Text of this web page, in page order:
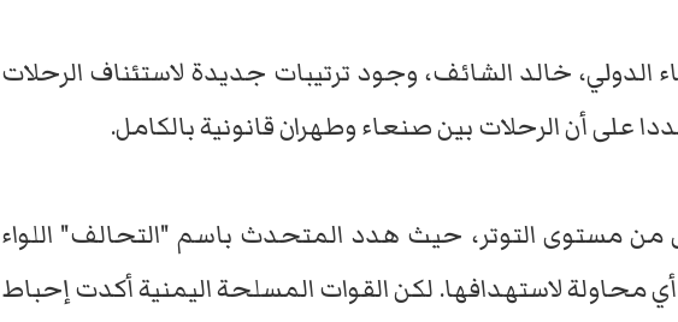
الدولي، خالد الشائف، وجود ترتيبات جديدة لاستئناف الرحلات
على أن الرحلات بين صنعاء وطهران قانونية بالكامل.
من مستوى التوتر، حيث هدد المتحدث باسم "التحالف" اللواء
أي محاولة لاستهدافها. لكن القوات المسلحة اليمنية أكدت إحباط